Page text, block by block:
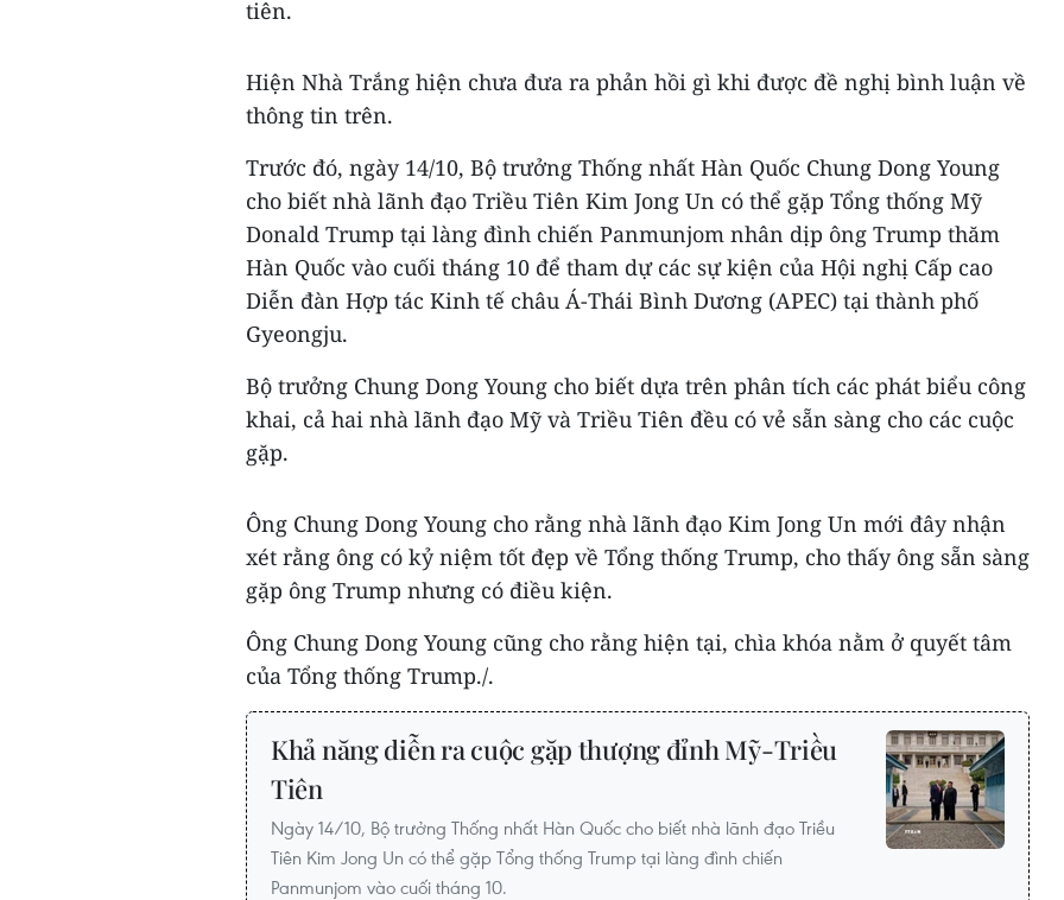
tiên.
Hiện Nhà Trắng hiện chưa đưa ra phản hồi gì khi được đề nghị bình luận về
thông tin trên.
Trước đó, ngày 14/10, Bộ trưởng Thống nhất Hàn Quốc Chung Dong Young
cho biết nhà lãnh đạo Triều Tiên Kim Jong Un có thể gặp Tổng thống Mỹ
Donald Trump tại làng đình chiến Panmunjom nhân dịp ông Trump thăm
Hàn Quốc vào cuối tháng 10 để tham dự các sự kiện của Hội nghị Cấp cao
Diễn đàn Hợp tác Kinh tế châu Á-Thái Bình Dương (APEC) tại thành phố
Gyeongju.
Bộ trưởng Chung Dong Young cho biết dựa trên phân tích các phát biểu công
khai, cả hai nhà lãnh đạo Mỹ và Triều Tiên đều có vẻ sẵn sàng cho các cuộc
gặp.
Ông Chung Dong Young cho rằng nhà lãnh đạo Kim Jong Un mới đây nhận
xét rằng ông có kỷ niệm tốt đẹp về Tổng thống Trump, cho thấy ông sẵn sàng
gặp ông Trump nhưng có điều kiện.
Ông Chung Dong Young cũng cho rằng hiện tại, chìa khóa nằm ở quyết tâm
của Tổng thống Trump./.
Khả năng diễn ra cuộc gặp thượng đỉnh Mỹ-Triều
Tiên
Ngày 14/10, Bộ trưởng Thống nhất Hàn Quốc cho biết nhà lãnh đạo Triều
Tiên Kim Jong Un có thể gặp Tổng thống Trump tại làng đình chiến
Panmunjom vào cuối tháng 10.